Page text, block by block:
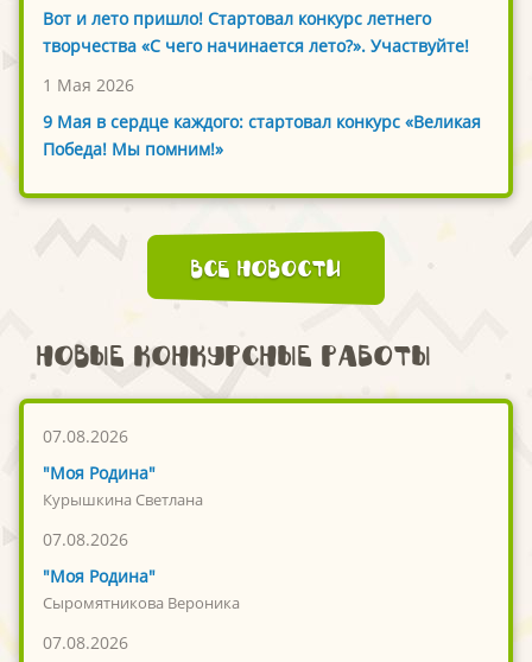
Вот и лето пришло! Стартовал конкурс летнего
творчества «С чего начинается лето?». Участвуйте!
1 Мая 2026
9 Мая в сердце каждого: стартовал конкурс «Великая
Победа! Мы помним!»
Все новости
Новые конкурсные работы
07.08.2026
"Моя Родина"
Курышкина Светлана
07.08.2026
"Моя Родина"
Сыромятникова Вероника
07.08.2026